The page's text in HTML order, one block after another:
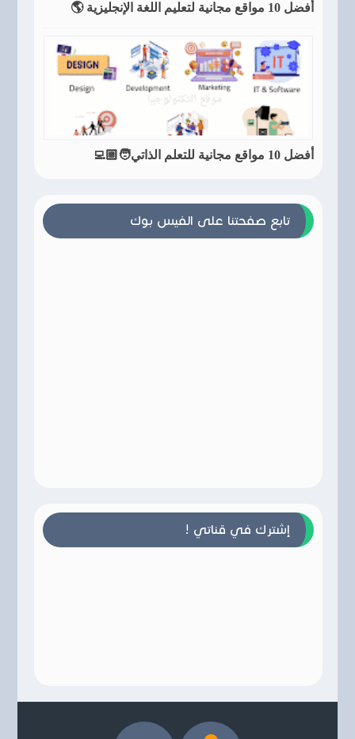
أفضل 10 مواقع مجانية لتعليم اللغة الإنجليزية 🌎
أفضل 10 مواقع مجانية للتعلم الذاتي🧑🏼‍💻
تابع صفحتنا على الفيس بوك
إشترك في قناتي !